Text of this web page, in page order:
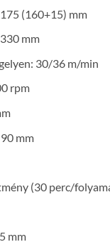
(160+15) mm
mm
30/36 m/min
rpm
mm
(30 perc/
mm